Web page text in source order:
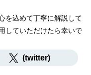
を込めて丁寧に解説して
していただけたら幸いで
(twitter)